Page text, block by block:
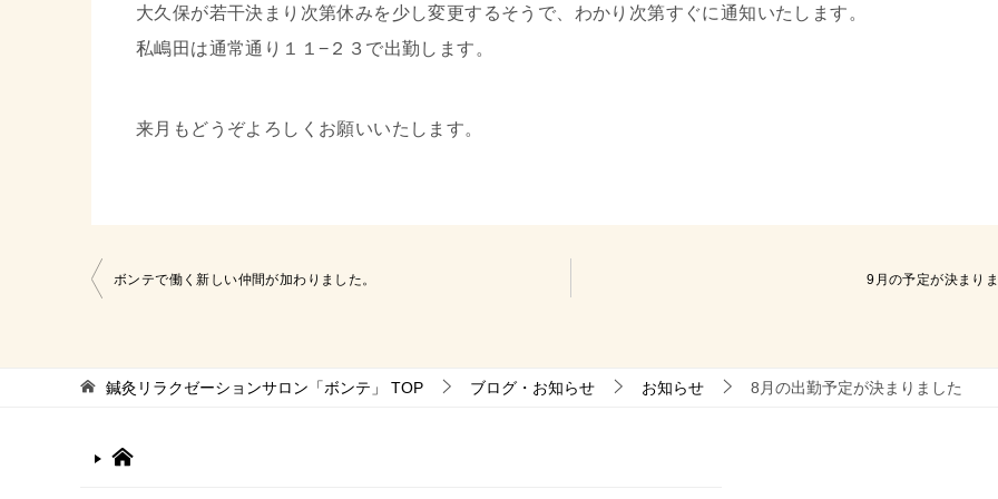
大久保が若干決まり次第休みを少し変更するそうで、わかり次第すぐに通知いたします。
私嶋田は通常通り１１−２３で出勤します。
来月もどうぞよろしくお願いいたします。
投
ビ
ー
ボンテで働く新しい仲間が加わりました。 9月の予定が決まり
鍼灸リラクゼーションサロン「ボンテ」 TOP ブログ・お知らせ お知らせ 8月の出勤予定が決まりました